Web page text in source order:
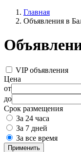
Главная
Объявления в
VIP объявления
Цена
от
до
Срок размещения
За 24 часа
За 7 дней
За все время
Применить